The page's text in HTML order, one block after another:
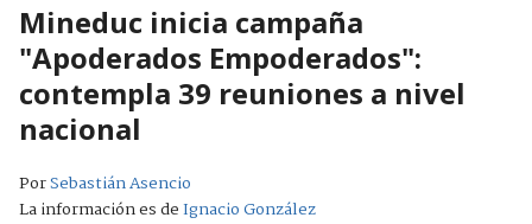
Mineduc inicia campaña
"Apoderados Empoderados":
contempla 39 reuniones a nivel
nacional
PorSebastián Asencio
La información es deIgnacio González